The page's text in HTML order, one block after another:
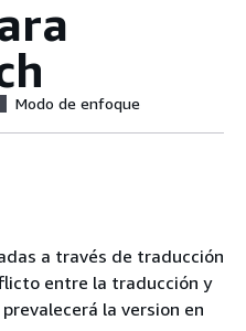
Modo de enfoque
a través de traducción
entre la traducción y
la version en